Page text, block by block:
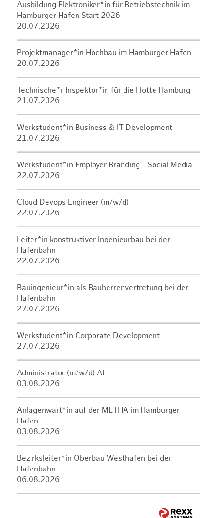
Ausbildung Elektroniker*in für Betriebstechnik im
Hamburger Hafen Start 2026
20.07.2026
Projektmanager*in Hochbau im Hamburger Hafen
20.07.2026
Technische*r Inspektor*in für die Flotte Hamburg
21.07.2026
Werkstudent*in Business & IT Development
21.07.2026
Werkstudent*in Employer Branding - Social Media
22.07.2026
Cloud Devops Engineer (m/w/d)
22.07.2026
Leiter*in konstruktiver Ingenieurbau bei der
Hafenbahn
22.07.2026
Bauingenieur*in als Bauherrenvertretung bei der
Hafenbahn
27.07.2026
Werkstudent*in Corporate Development
27.07.2026
Administrator (m/w/d) AI
03.08.2026
Anlagenwart*in auf der METHA im Hamburger
Hafen
03.08.2026
Bezirksleiter*in Oberbau Westhafen bei der
Hafenbahn
06.08.2026